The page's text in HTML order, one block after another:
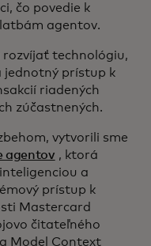
čo povedie k
agentov.
technológiu,
jednotný prístup k
riadených
zúčastnených.
vytvorili sme
agentov , ktorá
a
prístup k
Mastercard
čitateľného
Model Context